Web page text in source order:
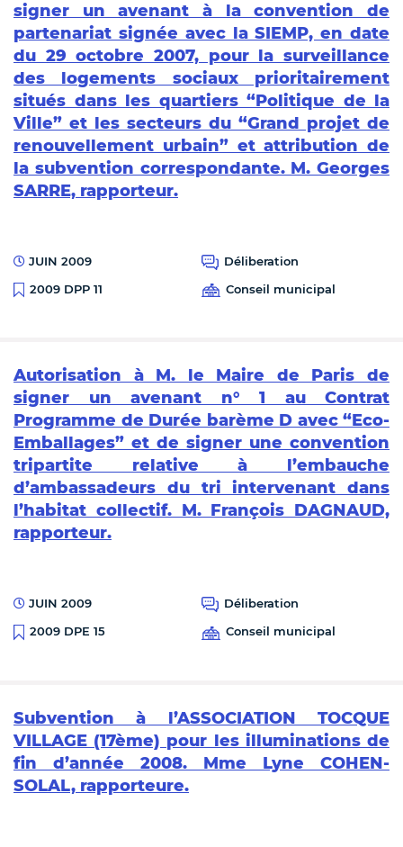
signer un avenant à la convention de
partenariat signée avec la SIEMP, en date
du 29 octobre 2007, pour la surveillance
des logements sociaux prioritairement
situés dans les quartiers “Politique de la
Ville” et les secteurs du “Grand projet de
renouvellement urbain” et attribution de
la subvention correspondante. M. Georges
SARRE, rapporteur.
JUIN 2009
Déliberation
2009 DPP 11
Conseil municipal
Autorisation à M. le Maire de Paris de
signer un avenant n° 1 au Contrat
Programme de Durée barème D avec “Eco-
Emballages” et de signer une convention
tripartite relative à l’embauche
d’ambassadeurs du tri intervenant dans
l’habitat collectif. M. François DAGNAUD,
rapporteur.
JUIN 2009
Déliberation
2009 DPE 15
Conseil municipal
Subvention à l’ASSOCIATION TOCQUE
VILLAGE (17ème) pour les illuminations de
fin d’année 2008. Mme Lyne COHEN-
SOLAL, rapporteure.